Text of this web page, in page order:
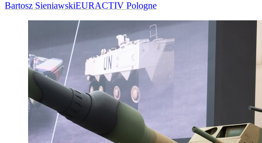
Bartosz SieniawskiEURACTIV Pologne